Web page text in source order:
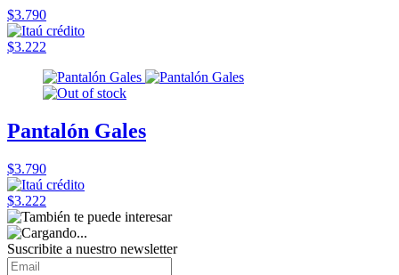
$3.790
$3.222
Pantalón Gales
$3.790
$3.222
Suscribite a nuestro newsletter